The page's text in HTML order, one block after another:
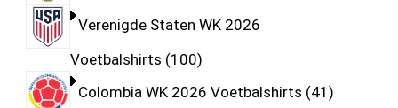
Verenigde Staten WK 2026
Voetbalshirts 100
Colombia WK 2026 Voetbalshirts 41